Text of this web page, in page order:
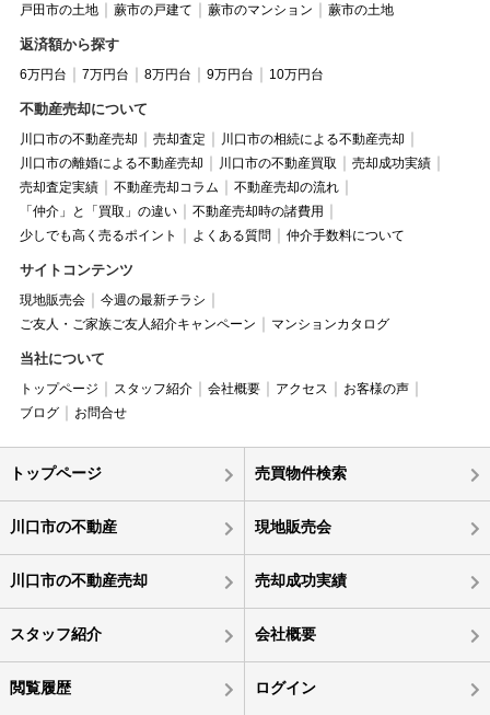
戸田市の土地
蕨市の戸建て 蕨市のマンション 蕨市の土地
返済額から探す
6万円台 7万円台 8万円台 9万円台 10万円台
不動産売却について
川口市の不動産売却 売却査定
川口市の相続による不動産売却
川口市の離婚による不動産売却
川口市の不動産買取
売却成功実績
売却査定実績
不動産売却コラム
不動産売却の流れ
「仲介」と「買取」の違い
不動産売却時の諸費用
少しでも高く売るポイント
よくある質問 仲介手数料について
サイトコンテンツ
現地販売会
今週の最新チラシ
ご友人・ご家族ご友人紹介キャンペーン
マンションカタログ
当社について
トップページ スタッフ紹介 会社概要 アクセス
お客様の声
ブログ
お問合せ
トップページ 売買物件検索
川口市の不動産 現地販売会
川口市の不動産売却 売却成功実績
スタッフ紹介 会社概要
閲覧履歴 ログイン